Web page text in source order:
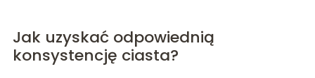
Jak uzyskać odpowiednią
konsystencję ciasta?